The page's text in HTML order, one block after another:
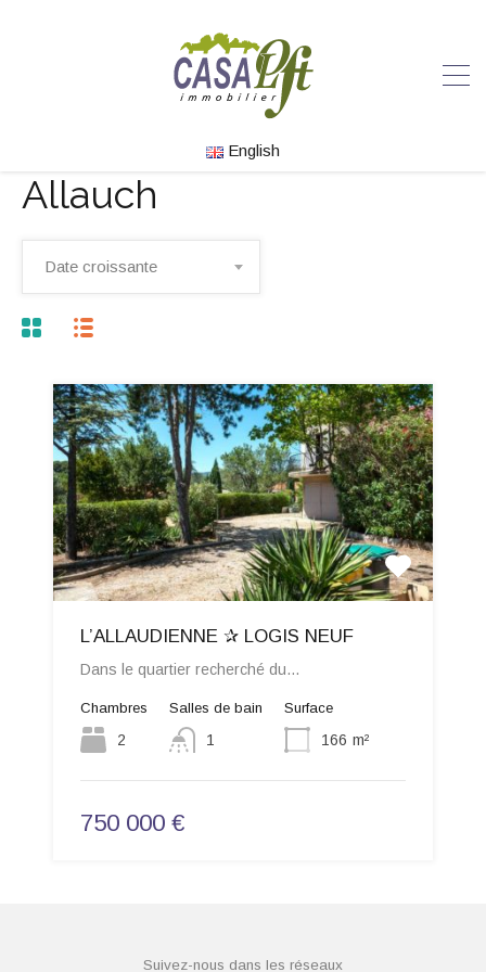
English
Allauch
Date croissante
L’ALLAUDIENNE ✰ LOGIS NEUF
Dans le quartier recherché du…
Chambres
2
Salles de bain
1
Surface
166 m²
750 000 €
Suivez-nous dans les réseaux